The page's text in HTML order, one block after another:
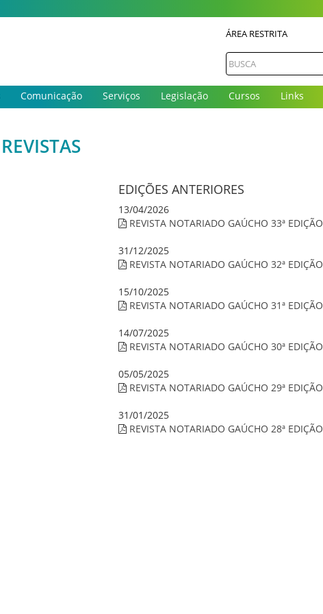
ÁREA RESTRITA
Comunicação Serviços Legislação Cursos Links
REVISTAS
EDIÇÕES ANTERIORES
13/04/2026
REVISTA NOTARIADO GAÚCHO 33ª EDIÇÃO
31/12/2025
REVISTA NOTARIADO GAÚCHO 32ª EDIÇÃO
15/10/2025
REVISTA NOTARIADO GAÚCHO 31ª EDIÇÃO
14/07/2025
REVISTA NOTARIADO GAÚCHO 30ª EDIÇÃO
05/05/2025
REVISTA NOTARIADO GAÚCHO 29ª EDIÇÃO
31/01/2025
REVISTA NOTARIADO GAÚCHO 28ª EDIÇÃO